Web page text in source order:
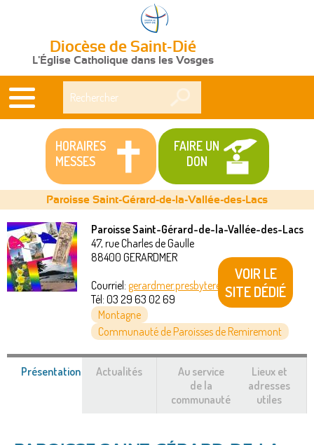
Diocèse de Saint-Dié
L'Église Catholique dans les Vosges
HORAIRES
MESSES
FAIRE UN
DON
Vous
êtes
Paroisse Saint-Gérard-de-la-Vallée-des-Lacs
Paroisse Saint-Gérard-de-la-Vallée-des-Lacs
47, rue Charles de Gaulle
88400 GERARDMER
Courriel: gerardmer.presbytere@akeonet.com
Tél: 03 29 63 02 69
Montagne
Communauté de Paroisses de Remiremont
VOIR LE
SITE DÉDIÉ
Présentation (onglet
Actualités
Au service
de la
communauté
Lieux et
adresses
utiles